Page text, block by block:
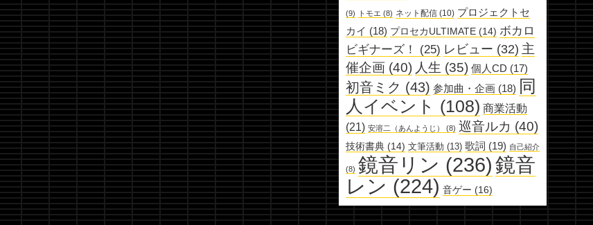
(9) トモエ (8) ネット配信 (10) プロジェクトセ
カイ (18) プロセカULTIMATE (14) ボカロ
ビギナーズ！
(25) レビュー (32) 主
催企画 (40) 人生 (35) 個人CD (17)
初音ミク (43) 参加曲・企画 (18) 同
人イベント (108) 商業活動
(21) 安溶二（あんようじ） (8) 巡音ルカ (40)
技術書典 (14) 文筆活動 (13) 歌詞 (19) 自己紹介
(8) 鏡音リン (236)鏡音
レン (224) 音ゲー (16)